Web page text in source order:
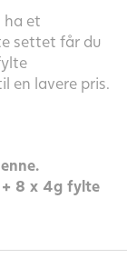
ha et
settet får du
en lavere pris.
+ 8 x 4g fylte